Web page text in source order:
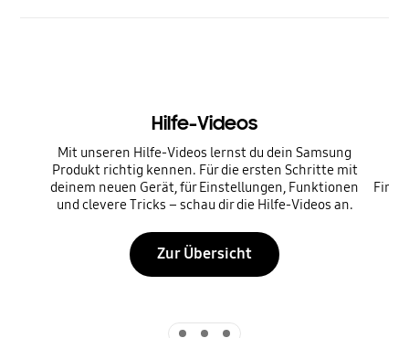
Hilfe-Videos
Mit unseren Hilfe-Videos lernst du dein Samsung
Produkt richtig kennen. Für die ersten Schritte mit
deinem neuen Gerät, für Einstellungen, Funktionen
und clevere Tricks – schau dir die Hilfe-Videos an.
Zur Übersicht